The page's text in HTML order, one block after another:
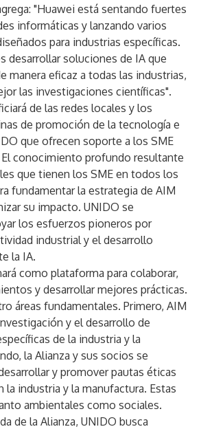
"Huawei está sentando fuertes
informáticas y lanzando varios
para industrias específicas.
desarrollar soluciones de IA que
manera eficaz a todas las industrias,
las investigaciones científicas".
de las redes locales y los
de promoción de la tecnología e
que ofrecen soporte a los SME
conocimiento profundo resultante
que tienen los SME en todos los
fundamentar la estrategia de AIM
su impacto. UNIDO se
los esfuerzos pioneros por
industrial y el desarrollo
la IA.
como plataforma para colaborar,
y desarrollar mejores prácticas.
áreas fundamentales. Primero, AIM
y el desarrollo de
de la industria y la
la Alianza y sus socios se
y promover pautas éticas
la industria y la manufactura. Estas
ambientales como sociales.
de la Alianza, UNIDO busca